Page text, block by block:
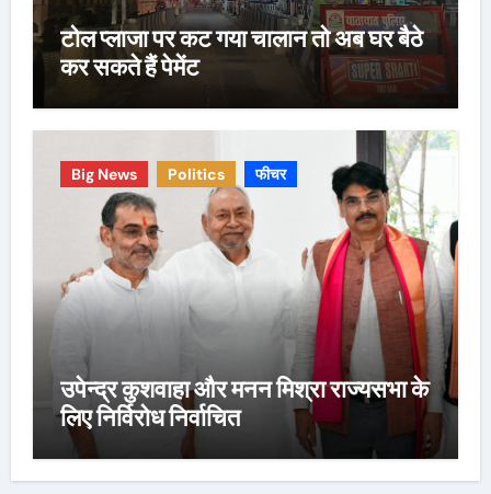
टोल प्लाजा पर कट गया चालान तो अब घर बैठे
कर सकते हैं पेमेंट
Big News Politics फीचर
उपेन्द्र कुशवाहा और मनन मिश्रा राज्यसभा के
लिए निर्विरोध निर्वाचित